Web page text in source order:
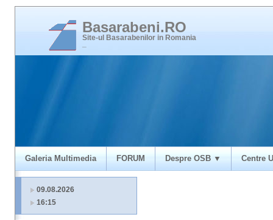
Basarabeni.RO
Site-ul Basarabenilor in Romania
Galeria Multimedia FORUM Despre OSB ▼ Centre
09.08.2026
16:15